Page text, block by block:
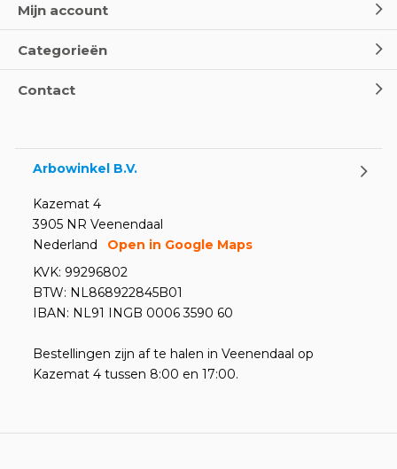
Mijn account
Categorieën
Contact
Arbowinkel B.V.
Kazemat 4
3905 NR Veenendaal
Nederland
Open in Google Maps
KVK: 99296802
BTW: NL868922845B01
IBAN: NL91 INGB 0006 3590 60
Bestellingen zijn af te halen in Veenendaal op
Kazemat 4 tussen 8:00 en 17:00.